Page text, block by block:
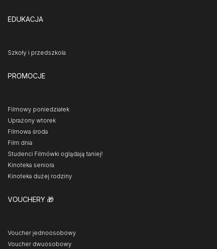
EDUKACJA
Szkoły i przedszkola
PROMOCJE
Filmowy poniedziałek
Uprażony wtorek
Filmowa środa
Film dnia
Studenci Filmówki oglądają taniej!
Kinoteka seniora
Kinoteka dużej rodziny
VOUCHERY 🎁
Voucher jednoosobowy
Voucher dwuosobowy